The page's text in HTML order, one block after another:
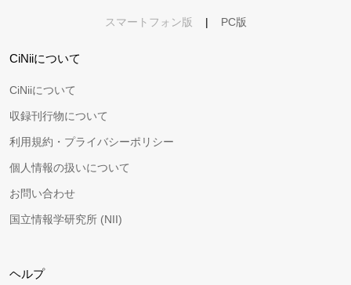
スマートフォン版 | PC版
CiNiiについて
CiNiiについて
収録刊行物について
利用規約・プライバシーポリシー
個人情報の扱いについて
お問い合わせ
国立情報学研究所 (NII)
ヘルプ